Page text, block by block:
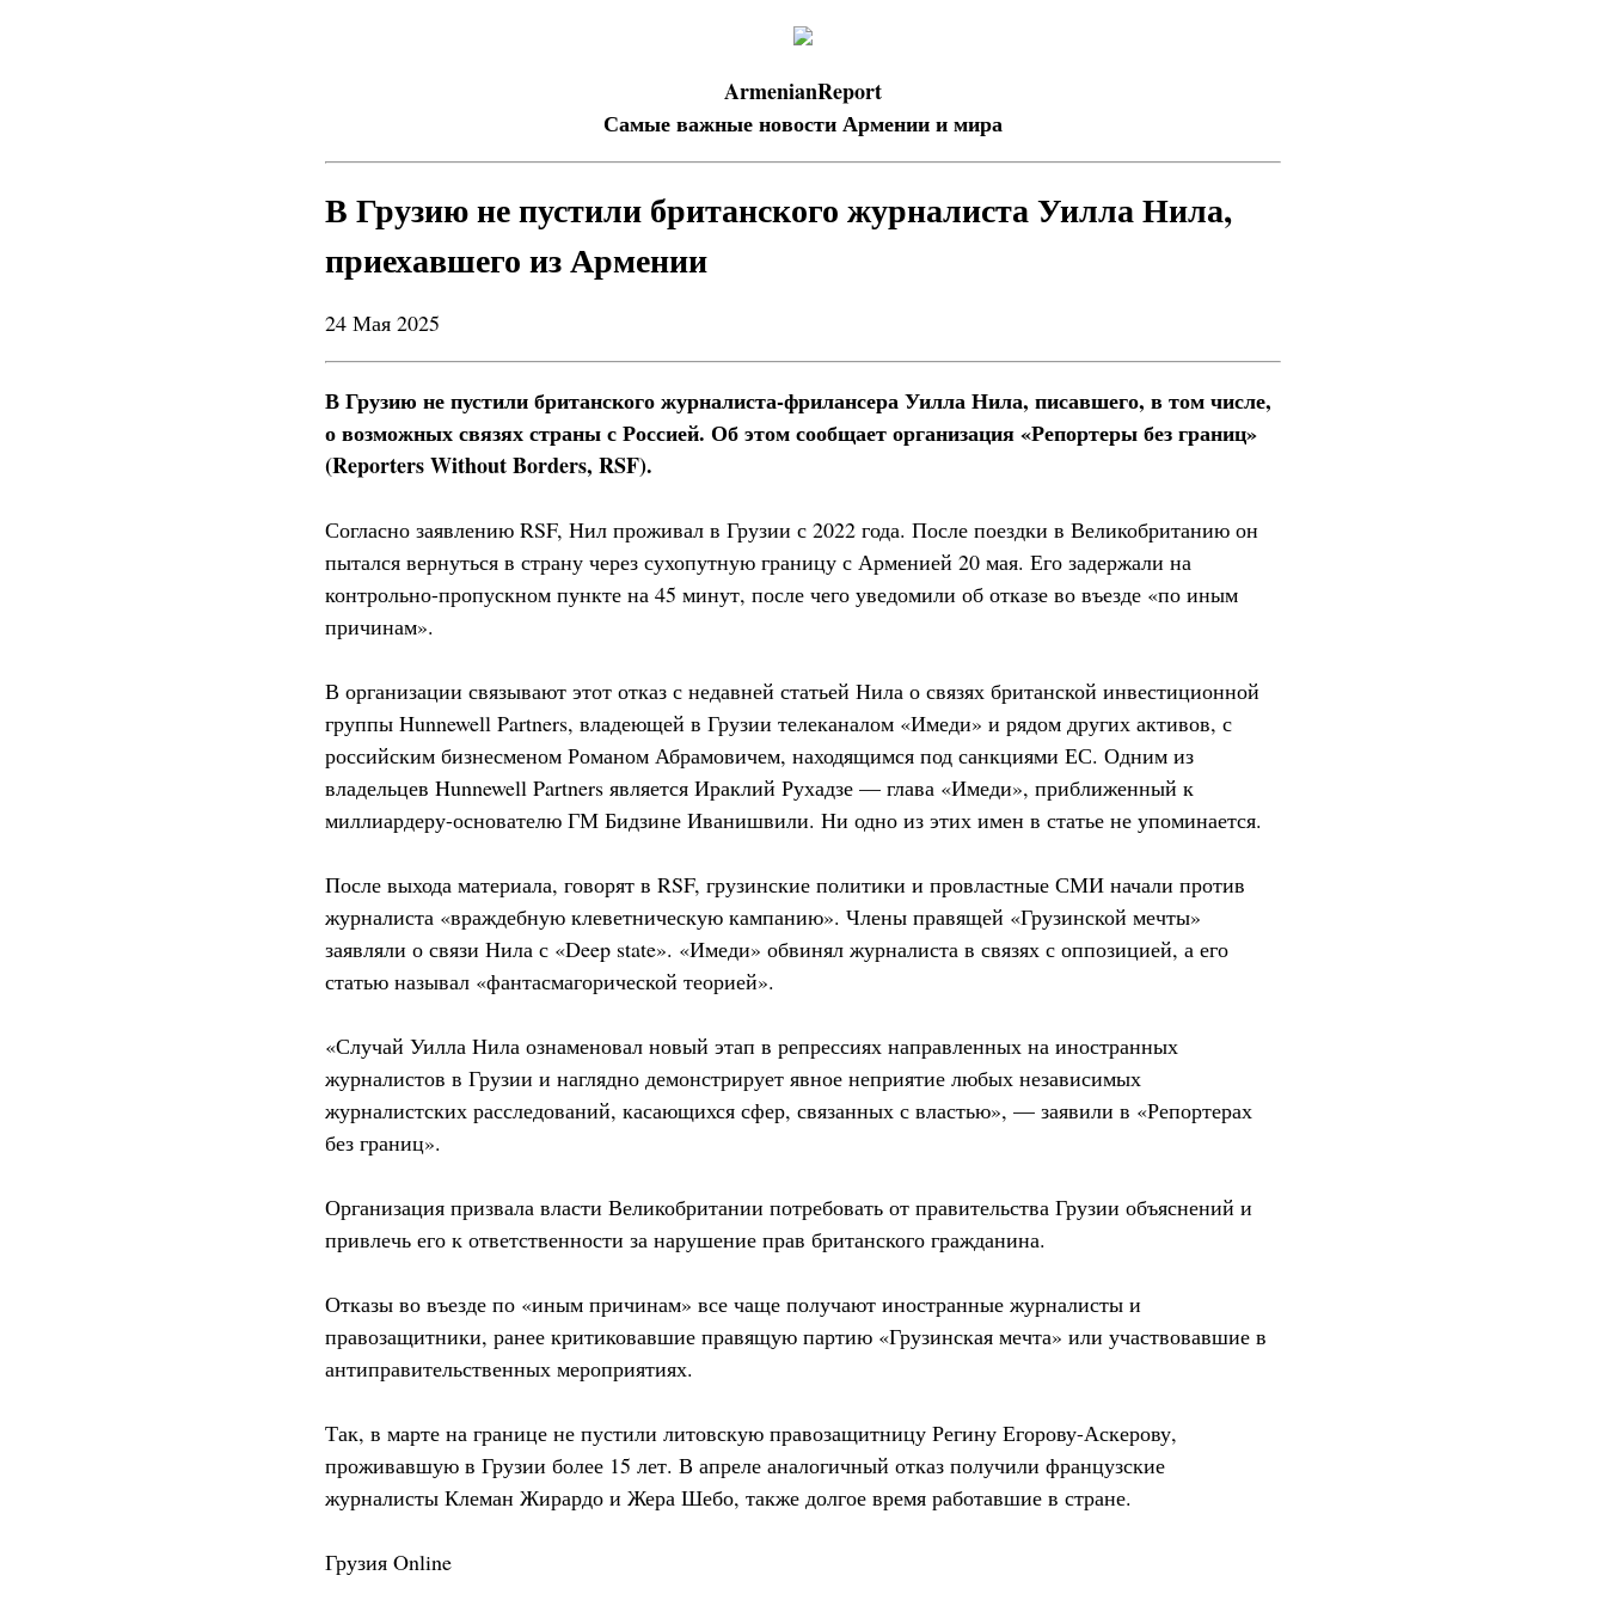
ArmenianReport
Самые важные новости Армении и мира
В Грузию не пустили британского журналиста Уилла Нила,
приехавшего из Армении
24 Мая 2025
В Грузию не пустили британского журналиста-фрилансера Уилла Нила, писавшего, в том числе,
о возможных связях страны с Россией. Об этом сообщает организация «Репортеры без границ»
(Reporters Without Borders, RSF).
Согласно заявлению RSF, Нил проживал в Грузии с 2022 года. После поездки в Великобританию он
пытался вернуться в страну через сухопутную границу с Арменией 20 мая. Его задержали на
контрольно-пропускном пункте на 45 минут, после чего уведомили об отказе во въезде «по иным
причинам».
В организации связывают этот отказ с недавней статьей Нила о связях британской инвестиционной
группы Hunnewell Partners, владеющей в Грузии телеканалом «Имеди» и рядом других активов, с
российским бизнесменом Романом Абрамовичем, находящимся под санкциями ЕС. Одним из
владельцев Hunnewell Partners является Ираклий Рухадзе — глава «Имеди», приближенный к
миллиардеру-основателю ГМ Бидзине Иванишвили. Ни одно из этих имен в статье не упоминается.
После выхода материала, говорят в RSF, грузинские политики и провластные СМИ начали против
журналиста «враждебную клеветническую кампанию». Члены правящей «Грузинской мечты»
заявляли о связи Нила с «Deep state». «Имеди» обвинял журналиста в связях с оппозицией, а его
статью называл «фантасмагорической теорией».
«Случай Уилла Нила ознаменовал новый этап в репрессиях направленных на иностранных
журналистов в Грузии и наглядно демонстрирует явное неприятие любых независимых
журналистских расследований, касающихся сфер, связанных с властью», — заявили в «Репортерах
без границ».
Организация призвала власти Великобритании потребовать от правительства Грузии объяснений и
привлечь его к ответственности за нарушение прав британского гражданина.
Отказы во въезде по «иным причинам» все чаще получают иностранные журналисты и
правозащитники, ранее критиковавшие правящую партию «Грузинская мечта» или участвовавшие в
антиправительственных мероприятиях.
Так, в марте на границе не пустили литовскую правозащитницу Регину Егорову-Аскерову,
проживавшую в Грузии более 15 лет. В апреле аналогичный отказ получили французские
журналисты Клеман Жирардо и Жера Шебо, также долгое время работавшие в стране.
Грузия Online